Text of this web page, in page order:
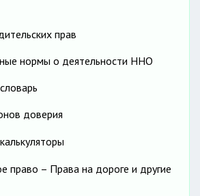
прав
нормы о деятельности ННО
доверия
право – Права на дороге и другие